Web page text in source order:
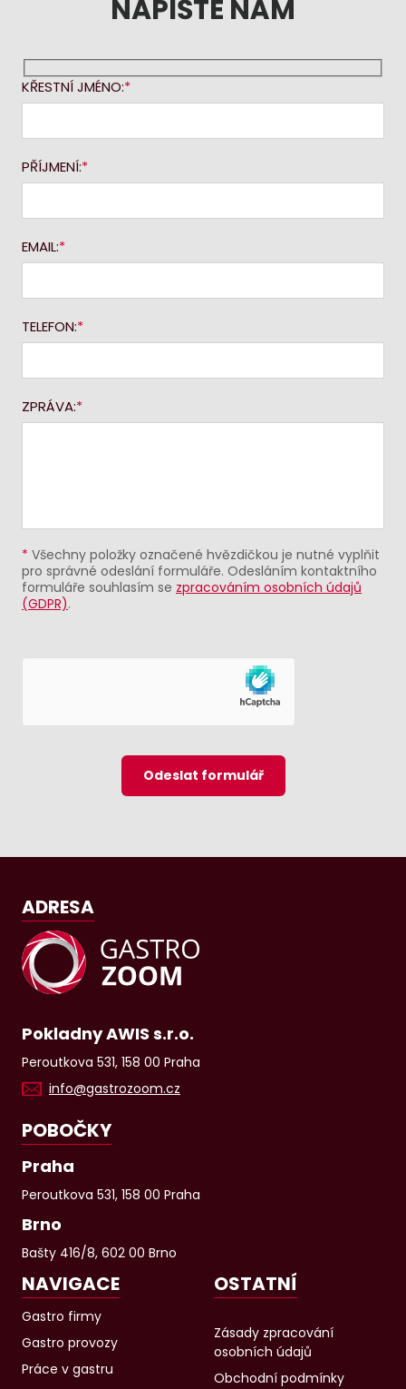
NAPIŠTE NÁM
KŘESTNÍ JMÉNO:
PŘÍJMENÍ:
EMAIL:
TELEFON:
ZPRÁVA:
* Všechny položky označené hvězdičkou je nutné vyplňit
pro správné odeslání formuláře. Odesláním kontaktního
formuláře souhlasím se zpracováním osobních údajů
(GDPR).
Odeslat formulář
ADRESA
Pokladny AWIS s.r.o.
Peroutkova 531, 158 00 Praha
info@gastrozoom.cz
POBOČKY
Praha
Peroutkova 531, 158 00 Praha
Brno
Bašty 416/8, 602 00 Brno
NAVIGACE
Gastro firmy
Gastro provozy
Práce v gastru
OSTATNÍ
Zásady zpracování
osobních údajů
Obchodní podmínky